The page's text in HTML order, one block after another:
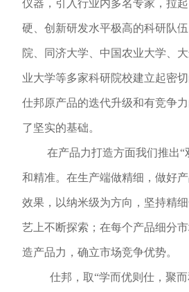
仪器，引入行业内多名专家，拉
硬、创新研发水平极高的科研队
院、 同济大学、中国农业大学、
业大学等多家科研院校建立起密
仕邦原产品的迭代升级和有竞争
了坚实的基础。
在产品力打造方面我们推出“
和精准。在生产端做精细，做好
效果，以纳米级为方向，坚持精
艺上不断探索；在每个产品细分
造产品力，确立市场竞争优势。
仕邦，取“学而优则仕，聚